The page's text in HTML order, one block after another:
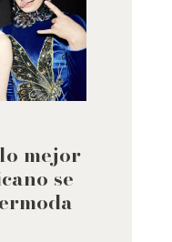
mejor
se